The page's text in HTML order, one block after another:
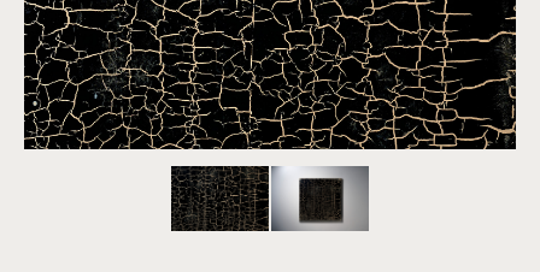
ARTWORK
PROJECTS
ZH